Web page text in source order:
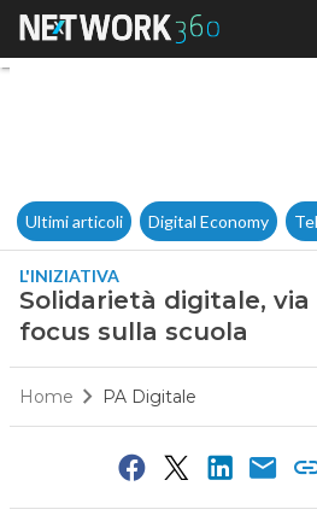
Ultimi articoli Digital Economy
L'INIZIATIVA
Solidarietà digitale, via
focus sulla scuola
Home PA Digitale